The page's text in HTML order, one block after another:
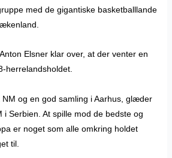
med de gigantiske basketballlande
Elsner klar over, at der venter en
herrelandsholdet.
og en god samling i Aarhus, glæder
i Serbien. At spille mod de bedste og
er noget som alle omkring holdet
til.